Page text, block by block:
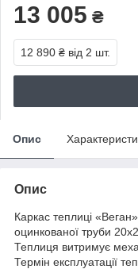
13 005 ₴
12 890 ₴ від 2 шт.
Опис
Опис
Каркас теплиці
оцинкованої труби
Теплиця витримує
Термін експлуатації